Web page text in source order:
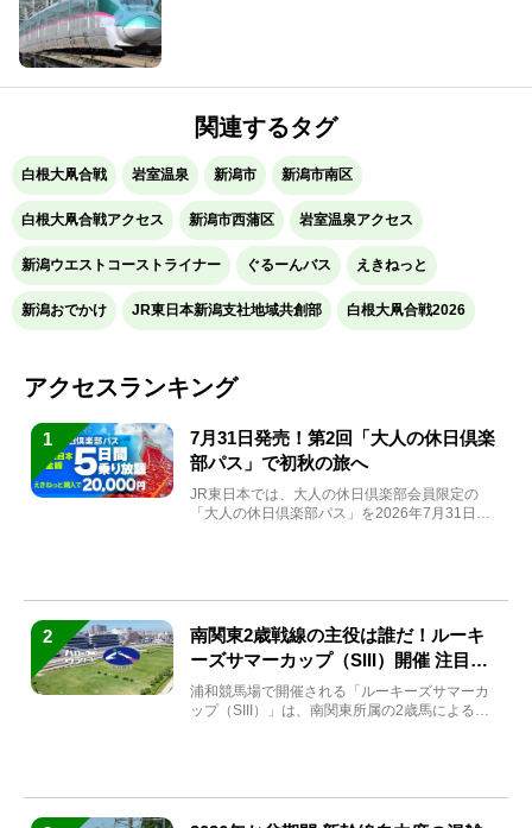
関連するタグ
白根大凧合戦 岩室温泉 新潟市 新潟市南区
白根大凧合戦アクセス 新潟市西蒲区 岩室温泉アクセス
新潟ウエストコーストライナー ぐるーんバス えきねっと
新潟おでかけ JR東日本新潟支社地域共創部 白根大凧合戦2026
アクセスランキング
1
7月31日発売！第2回「大人の休日倶楽
部パス」で初秋の旅へ
JR東日本では、大人の休日倶楽部会員限定の
「大人の休日倶楽部パス」を2026年7月31日
2
南関東2歳戦線の主役は誰だ！ルーキ
ーズサマーカップ（SIII）開催 注目馬
と見どころをチェック
浦和競馬場で開催される「ルーキーズサマーカ
ップ（SIII）」は、南関東所属の2歳馬による注